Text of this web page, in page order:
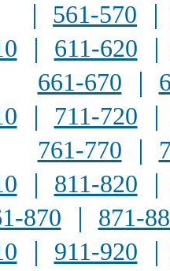
561-570
611-620
661-670
711-720
761-770
811-820
870
871-
911-920